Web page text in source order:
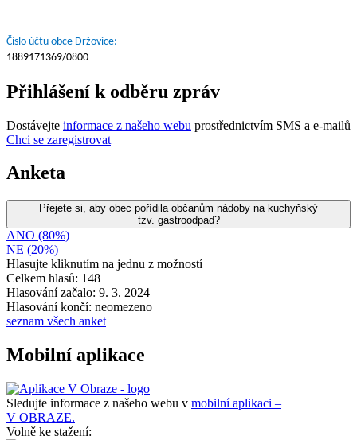
Číslo účtu obce Držovice:
1889171369/0800
Přihlášení k odběru zpráv
Dostávejte informace z našeho webu prostřednictvím SMS a e-mailů
Chci se zaregistrovat
Anketa
Přejete si, aby obec pořídila občanům nádoby na kuchyňský
tzv. gastroodpad?
ANO (80%)
NE (20%)
Hlasujte kliknutím na jednu z možností
Celkem hlasů: 148
Hlasování začalo: 9. 3. 2024
Hlasování končí: neomezeno
seznam všech anket
Mobilní aplikace
Sledujte informace z našeho webu v mobilní aplikaci –
V OBRAZE.
Volně ke stažení: